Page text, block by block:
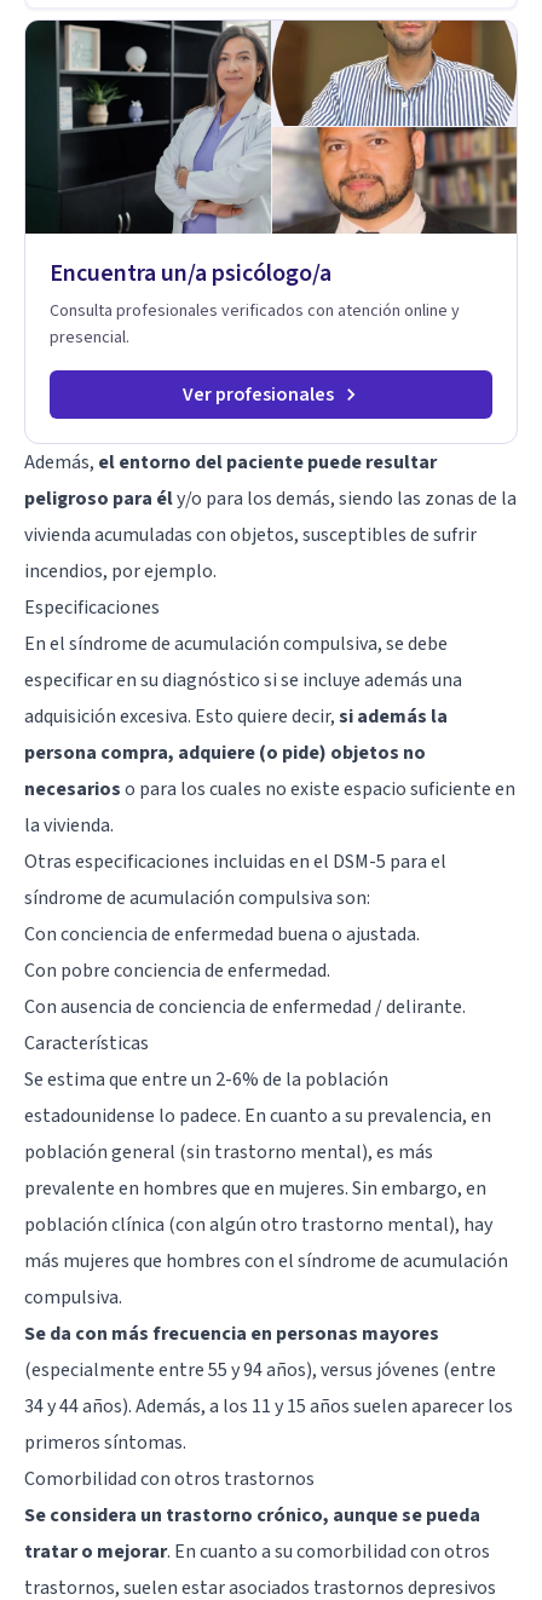
seminarios, una especialización en psicoanálisis y también
investigo. Siempre en la búsqueda de ser un mejor
profesional.
Encuentra un/a psicólogo/a
Consulta profesionales verificados con atención online y
presencial.
Ver profesionales
Además, el entorno del paciente puede resultar
peligroso para ély/o para los demás, siendo las zonas de la
vivienda acumuladas con objetos, susceptibles de sufrir
incendios, por ejemplo.
Especificaciones
En el síndrome de acumulación compulsiva, se debe
especificar en su diagnóstico si se incluye además una
adquisición excesiva. Esto quiere decir,si además la
persona compra, adquiere (o pide) objetos no
necesarioso para los cuales no existe espacio suficiente en
la vivienda.
Otras especificaciones incluidas en el DSM-5 para el
síndrome de acumulación compulsiva son:
Con conciencia de enfermedad buena o ajustada.
Con pobre conciencia de enfermedad.
Con ausencia de conciencia de enfermedad / delirante.
Características
Se estima que entre un 2-6% de la población
estadounidense lo padece. En cuanto a su prevalencia, en
población general (sin trastorno mental), es más
prevalente en hombres que en mujeres. Sin embargo, en
población clínica (con algún otro trastorno mental), hay
más mujeres que hombres con el síndrome de acumulación
compulsiva.
Se da con más frecuencia en personas mayores
(especialmente entre 55 y 94 años), versus jóvenes (entre
34 y 44 años). Además, a los 11 y 15 años suelen aparecer los
primeros síntomas.
Comorbilidad con otros trastornos
Se considera un trastorno crónico, aunque se pueda
tratar o mejorar. En cuanto a su comorbilidad con otros
trastornos, suelen estar asociados trastornos depresivos